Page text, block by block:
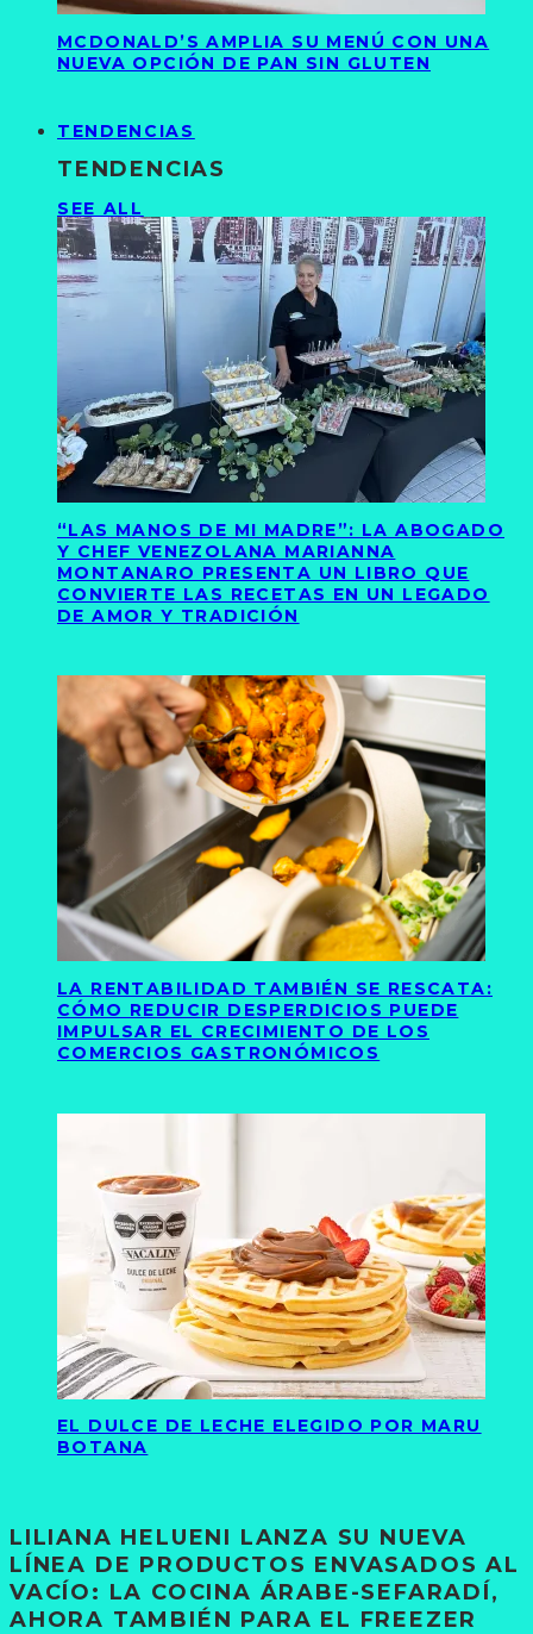
MCDONALD’S AMPLIA SU MENÚ CON UNA
NUEVA OPCIÓN DE PAN SIN GLUTEN
TENDENCIAS
TENDENCIAS
SEE ALL
“LAS MANOS DE MI MADRE”: LA ABOGADO
Y CHEF VENEZOLANA MARIANNA
MONTANARO PRESENTA UN LIBRO QUE
CONVIERTE LAS RECETAS EN UN LEGADO
DE AMOR Y TRADICIÓN
LA RENTABILIDAD TAMBIÉN SE RESCATA:
CÓMO REDUCIR DESPERDICIOS PUEDE
IMPULSAR EL CRECIMIENTO DE LOS
COMERCIOS GASTRONÓMICOS
EL DULCE DE LECHE ELEGIDO POR MARU
BOTANA
LILIANA HELUENI LANZA SU NUEVA
LÍNEA DE PRODUCTOS ENVASADOS AL
VACÍO: LA COCINA ÁRABE-SEFARADÍ,
AHORA TAMBIÉN PARA EL FREEZER